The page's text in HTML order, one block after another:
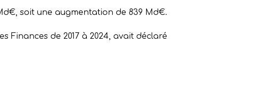
soit une augmentation de 839 Md€.
Finances de 2017 à 2024, avait déclaré